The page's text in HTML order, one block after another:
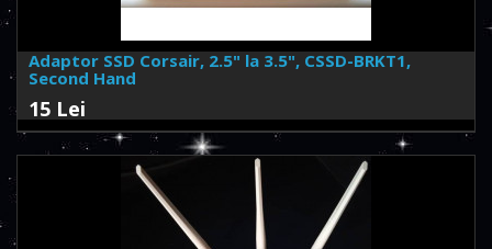
Adaptor SSD Corsair, 2.5" la 3.5", CSSD-BRKT1,
Second Hand
15 Lei